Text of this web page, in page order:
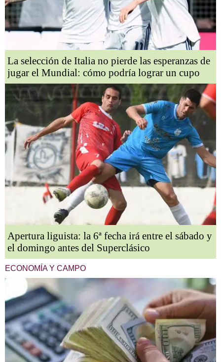
La selección de Italia no pierde las esperanzas de
jugar el Mundial: cómo podría lograr un cupo
Apertura liguista: la 6ª fecha irá entre el sábado y
el domingo antes del Superclásico
ECONOMÍA Y CAMPO